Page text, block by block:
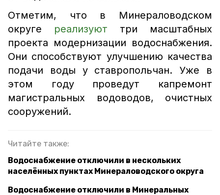
Отметим, что в Минераловодском
округе реализуют три масштабных
проекта модернизации водоснабжения.
Они способствуют улучшению качества
подачи воды у ставропольчан. Уже в
этом году проведут капремонт
магистральных водоводов, очистных
сооружений.
Читайте также:
Водоснабжение отключили в нескольких
населённых пунктах Минераловодского округа
Водоснабжение отключили в Минеральных